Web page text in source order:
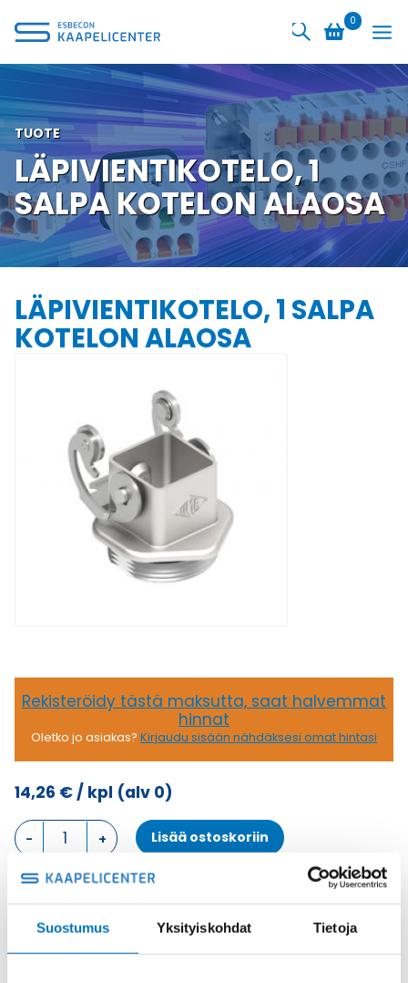
Suostumus Yksityiskohdat Tietoja
sisältöön
0
TUOTE
LÄPIVIENTIKOTELO, 1
SALPA KOTELON ALAOSA
LÄPIVIENTIKOTELO, 1 SALPA
KOTELON ALAOSA
Rekisteröidy tästä maksutta, saat halvemmat
hinnat
Oletko jo asiakas? Kirjaudu sisään nähdäksesi omat hintasi
14,26 €/ kpl (alv 0)
LÄPIVIENTIKOTELO,
KOTELON
ALAOSA
määrä
Lisää ostoskoriin
TuotekoodiMKAXSIF
Osasto ILME -moninapaliittimet,Kotelon alaosa,Kotelot